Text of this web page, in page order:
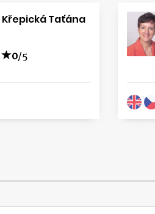
Křepická Taťána
0/5